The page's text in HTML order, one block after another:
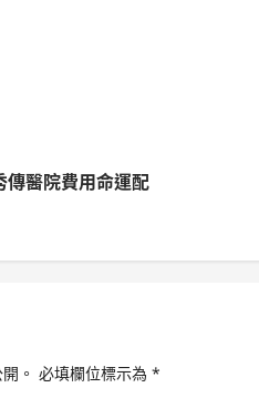
傳醫院費用命運配
。 必填欄位標示為 *